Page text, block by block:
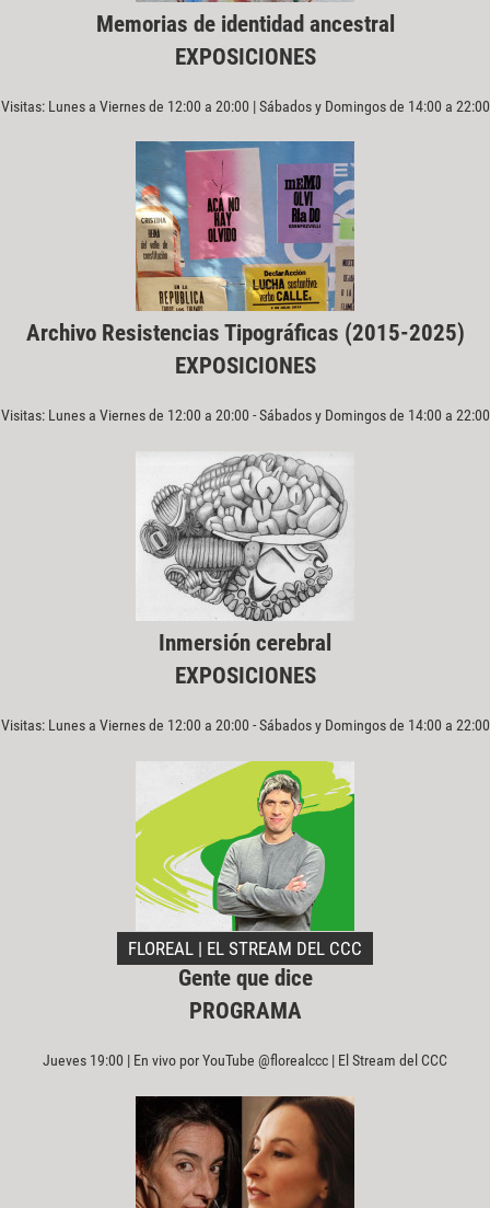
Memorias de identidad ancestral
EXPOSICIONES
Visitas: Lunes a Viernes de 12:00 a 20:00 | Sábados y Domingos de 14:00 a 22:00
Archivo Resistencias Tipográficas (2015-2025)
EXPOSICIONES
Visitas: Lunes a Viernes de 12:00 a 20:00 - Sábados y Domingos de 14:00 a 22:00
Inmersión cerebral
EXPOSICIONES
Visitas: Lunes a Viernes de 12:00 a 20:00 - Sábados y Domingos de 14:00 a 22:00
FLOREAL | EL STREAM DEL CCC
Gente que dice
PROGRAMA
Jueves 19:00 | En vivo por YouTube @florealccc | El Stream del CCC